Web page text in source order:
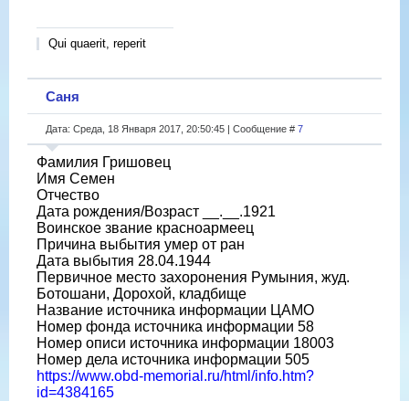
Qui quaerit, reperit
Саня
Дата: Среда, 18 Января 2017, 20:50:45 | Сообщение # 7
Фамилия Гришовец
Имя Семен
Отчество
Дата рождения/Возраст __.__.1921
Воинское звание красноармеец
Причина выбытия умер от ран
Дата выбытия 28.04.1944
Первичное место захоронения Румыния, жуд.
Ботошани, Дорохой, кладбище
Название источника информации ЦАМО
Номер фонда источника информации 58
Номер описи источника информации 18003
Номер дела источника информации 505
https://www.obd-memorial.ru/html/info.htm?
id=4384165